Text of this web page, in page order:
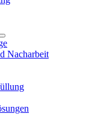
Nacharbeit